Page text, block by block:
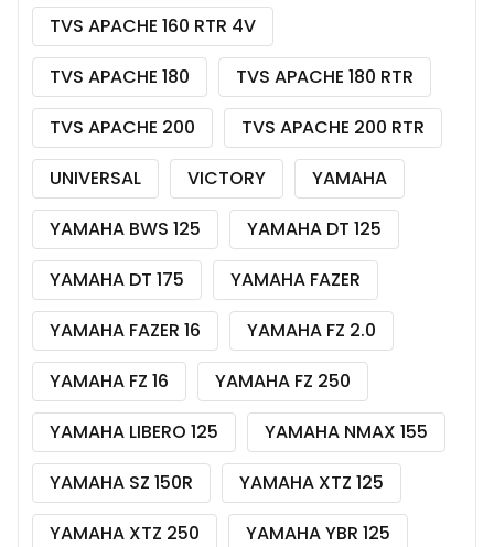
TVS APACHE 160 RTR 4V
TVS APACHE 180
TVS APACHE 180 RTR
TVS APACHE 200
TVS APACHE 200 RTR
UNIVERSAL
VICTORY
YAMAHA
YAMAHA BWS 125
YAMAHA DT 125
YAMAHA DT 175
YAMAHA FAZER
YAMAHA FAZER 16
YAMAHA FZ 2.0
YAMAHA FZ 16
YAMAHA FZ 250
YAMAHA LIBERO 125
YAMAHA NMAX 155
YAMAHA SZ 150R
YAMAHA XTZ 125
YAMAHA XTZ 250
YAMAHA YBR 125